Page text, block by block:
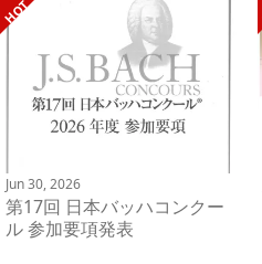
Jun 30, 2026
第17回 日本バッハコンクー
ル 参加要項発表